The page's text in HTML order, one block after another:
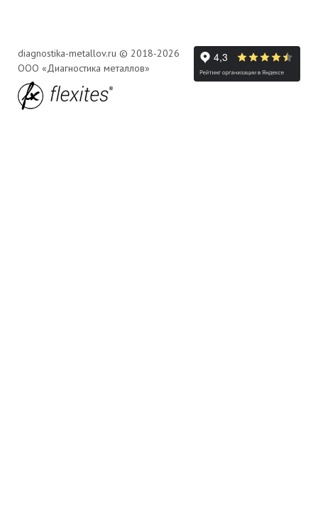
diagnostika-metallov.ru © 2018-2026
ООО «Диагностика металлов»